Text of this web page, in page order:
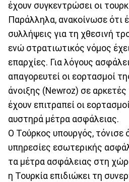
έχουν συγκεντρώσει οι
Παράλληλα, ανακοίνωσε ότι
συλλήψεις για τη χθεσινή
ενώ στρατιωτικός νόμος
επαρχίες. Για λόγους
απαγορευτεί οι εορτασμοί
άνοιξης (Newroz) σε
έχουν επιτραπεί οι
αυστηρά μέτρα ασφάλειας.
Ο Τούρκος υπουργός, τόνισε
υπηρεσίες εσωτερικής
τα μέτρα ασφάλειας στη
η Τουρκία επιδιώκει τη